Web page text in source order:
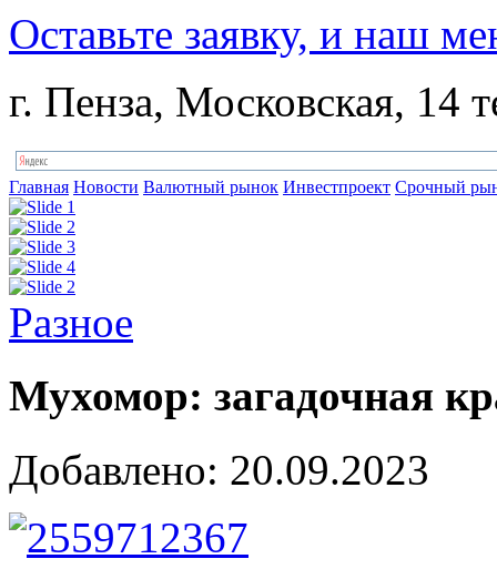
Оставьте заявку, и наш
г. Пенза, Московская, 14
Главная Новости Валютный рынок Инвестпроект Срочный
Разное
Мухомор: загадочная
Добавлено: 20.09.2023